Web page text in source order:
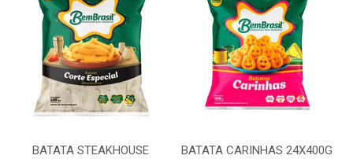
BATATA STEAKHOUSE
BATATA CARINHAS 24X400G